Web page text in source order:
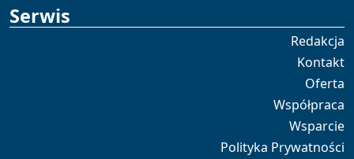
Serwis
Redakcja
Kontakt
Oferta
Współpraca
Wsparcie
Polityka Prywatności